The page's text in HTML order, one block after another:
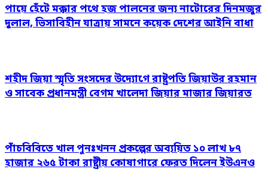
পায়ে হেঁটে মক্কার পথে হজ পালনের জন্য নাটোরের দিনমজুর
দুলাল, ভিসাবিহীন যাত্রায় সামনে কয়েক দেশের আইনি বাধা
শহীদ জিয়া স্মৃতি সংসদের উদ্যোগে রাষ্ট্রপতি জিয়াউর রহমান
ও সাবেক প্রধানমন্ত্রী বেগম খালেদা জিয়ার মাজার জিয়ারত
পাঁচবিবিতে খাল পুনঃখনন প্রকল্পের অব্যয়িত ১০ লাখ ৮৭
হাজার ২৬৫ টাকা রাষ্ট্রীয় কোষাগারে ফেরত দিলেন ইউএনও